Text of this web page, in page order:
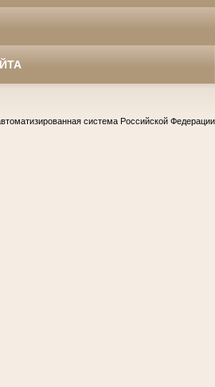
система Российской